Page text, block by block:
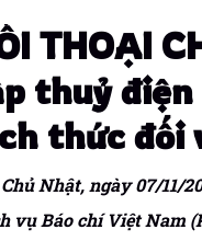
THOẠI
thuỷ
thức đối
Chủ Nhật, ngày 07/11/
vụ Báo chí Việt Nam